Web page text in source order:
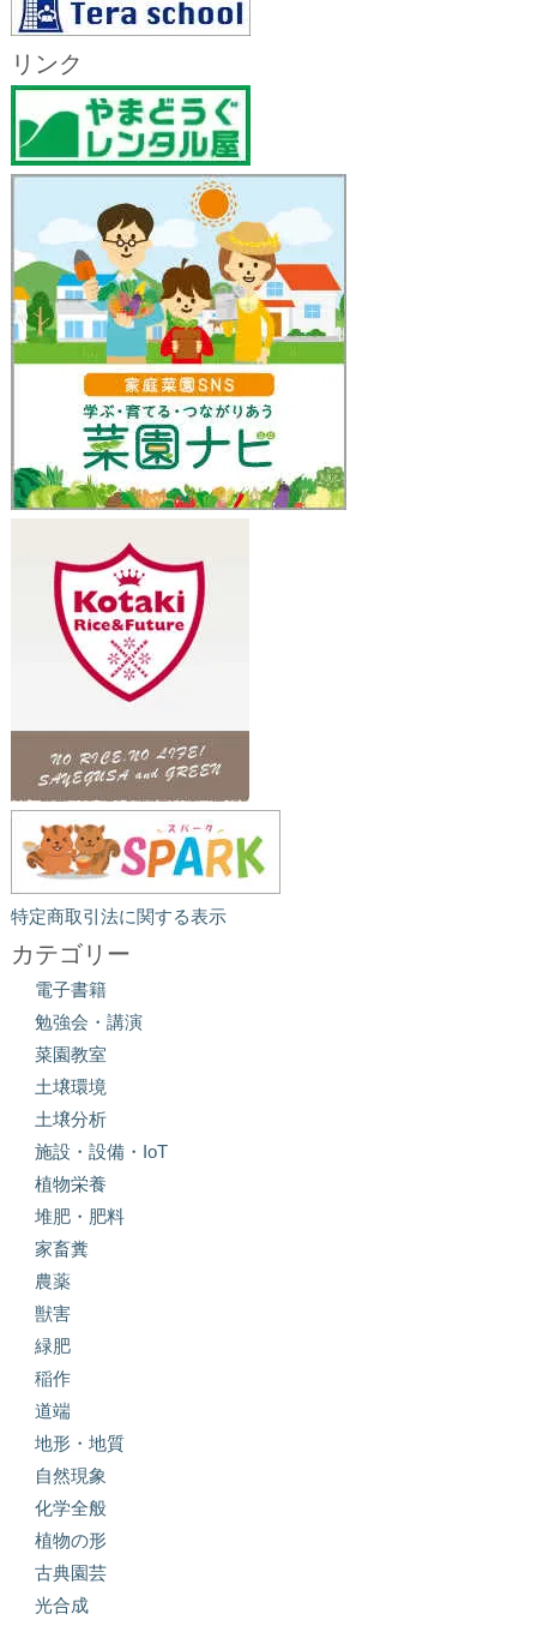
リンク
特定商取引法に関する表示
カテゴリー
電子書籍
勉強会・講演
菜園教室
土壌環境
土壌分析
施設・設備・IoT
植物栄養
堆肥・肥料
家畜糞
農薬
獣害
緑肥
稲作
道端
地形・地質
自然現象
化学全般
植物の形
古典園芸
光合成